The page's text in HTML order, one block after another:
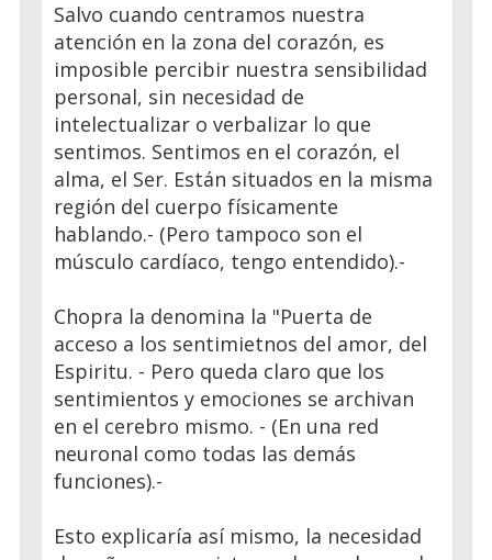
Salvo cuando centramos nuestra
atención en la zona del corazón, es
imposible percibir nuestra sensibilidad
personal, sin necesidad de
intelectualizar o verbalizar lo que
sentimos. Sentimos en el corazón, el
alma, el Ser. Están situados en la misma
región del cuerpo físicamente
hablando.- (Pero tampoco son el
músculo cardíaco, tengo entendido).-
Chopra la denomina la "Puerta de
acceso a los sentimietnos del amor, del
Espiritu. - Pero queda claro que los
sentimientos y emociones se archivan
en el cerebro mismo. - (En una red
neuronal como todas las demás
funciones).-
Esto explicaría así mismo, la necesidad